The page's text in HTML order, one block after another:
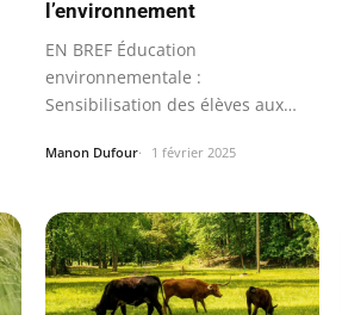
l’environnement
EN BREF Éducation
environnementale :
Sensibilisation des élèves aux
Manon Dufour 1 février 2025